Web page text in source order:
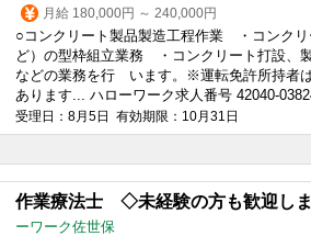
月給 180,000円 ～ 240,000円
○コンクリート製品製造工程作業 ・コンクリ
ど）の型枠組立業務 ・コンクリート打設、
などの業務を行 います。※運転免許所持者
あります... ハローワーク求人番号 42040-
受理日：8月5日 有効期限：10月31日
作業療法士 ◇未経験の方も歓迎しま
ーワーク佐世保